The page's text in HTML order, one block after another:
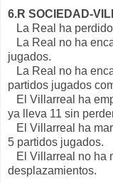
6.R SOCIEDAD-
La Real ha
La Real no ha
jugados.
La Real no ha
partidos jugados
El Villarreal ha
ya lleva 11 sin
El Villarreal ha
5 partidos jugados.
El Villarreal no ha
desplazamientos.